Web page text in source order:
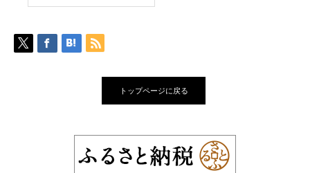
トップページに戻る